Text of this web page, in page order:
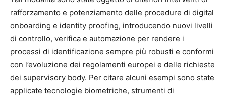
rafforzamento e potenziamento delle procedure di digital
onboarding e identity proofing, introducendo nuovi livelli
di controllo, verifica e automazione per rendere i
processi di identificazione sempre più robusti e conformi
con l’evoluzione dei regolamenti europei e delle richieste
dei supervisory body. Per citare alcuni esempi sono state
applicate tecnologie biometriche, strumenti di